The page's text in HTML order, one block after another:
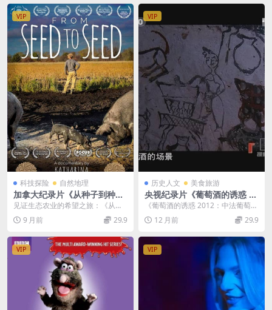
VIP
科技探险 自然地理
加拿大纪录片《从种子到种子
From Seed to Seed 2018》
英语中英双字 官方纯净版 108
0P/MKV/2.22G 生态种植
见证生态农业的希望之旅：《从种
子到种子From Seed to Seed 201...
9 月前 29.9
VIP
历史人文 美食旅游
央视纪录片《葡萄酒的诱惑 20
12》全5集 国语中字 标清/MP
4/1.11G 现代葡萄酒业
《葡萄酒的诱惑 2012：中法葡萄酒
的邂逅与发展》 在时光的长河中，
葡萄酒宛如一...
12 月前 29.9
VIP VIP